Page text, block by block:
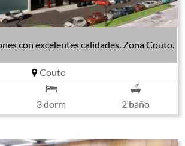
con excelentes calidades. Zona Couto.
Couto
3 dorm 2 baño